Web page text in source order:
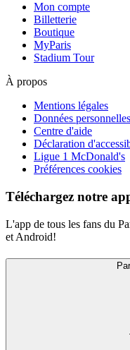
Mon compte
Billetterie
Boutique
MyParis
Stadium Tour
À propos
Mentions légales
Données personnelles
Centre d'aide
Déclaration
Ligue 1 McDonald's
Préférences cookies
Téléchargez notre
L'app de tous les fans du
et Android!